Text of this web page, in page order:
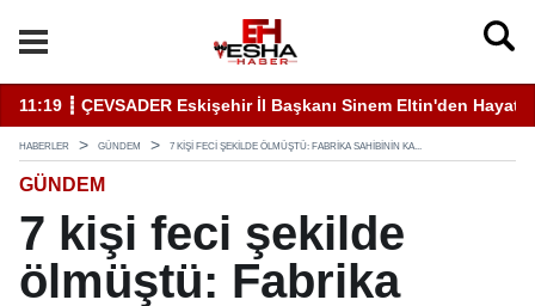
11:19 ┋ ÇEVSADER Eskişehir İl Başkanı Sinem Eltin'den
HABERLER GÜNDEM 7 KIŞI FECI ŞEKILDE ÖLMÜŞTÜ: FABRIKA SAHIBININ KA...
GÜNDEM
7 kişi feci şekilde
ölmüştü: Fabrika